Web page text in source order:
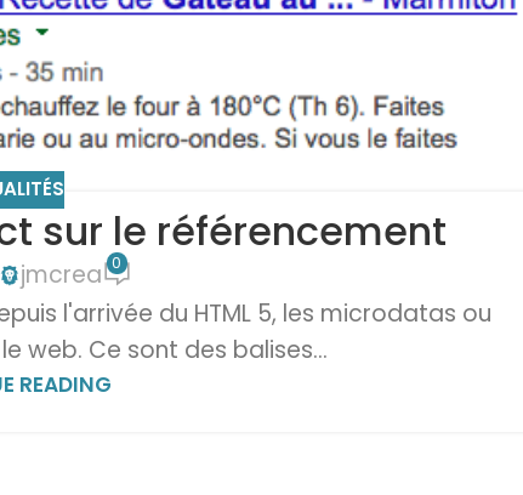
sur le référencement
jmcrea 0
l'arrivée du HTML 5, les microdatas ou
web. Ce sont des balises...
READING